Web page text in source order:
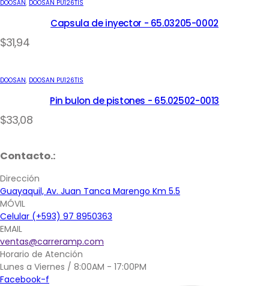
DOOSAN, DOOSAN PU126TIS
Capsula de inyector - 65.03205-0002
$31,94
DOOSAN, DOOSAN PU126TIS
Pin bulon de pistones - 65.02502-0013
$33,08
Contacto.:
Dirección
Guayaquil, Av. Juan Tanca Marengo Km 5.5
MÓVIL
Celular (+593) 97 8950363
EMAIL
ventas@carreramp.com
Horario de Atención
Lunes a Viernes / 8:00AM - 17:00PM
Facebook-f